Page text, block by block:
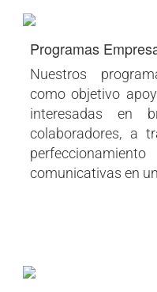
Programas
Nuestros
como objetivo
interesadas en
colaboradores, a
comunicativas en